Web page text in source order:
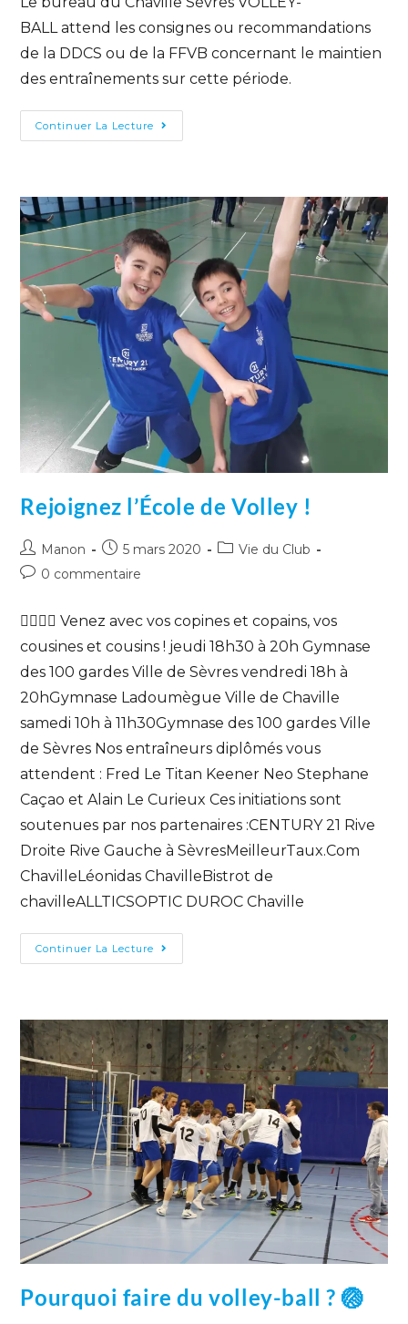
BALL attend les consignes ou recommandations
de la DDCS ou de la FFVB concernant le maintien
des entraînements sur cette période.
Continuer La Lecture
Rejoignez l’École de Volley !
Manon 5 mars 2020
Vie du Club
0 commentaire
🏃‍♂️🏃‍♀️ Venez avec vos copines et copains, vos
cousines et cousins ! jeudi 18h30 à 20h Gymnase
des 100 gardes Ville de Sèvres vendredi 18h à
20hGymnase Ladoumègue Ville de Chaville
samedi 10h à 11h30Gymnase des 100 gardes Ville
de Sèvres Nos entraîneurs diplômés vous
attendent : Fred Le Titan Keener Neo Stephane
Caçao et Alain Le Curieux Ces initiations sont
soutenues par nos partenaires :CENTURY 21 Rive
Droite Rive Gauche à SèvresMeilleurTaux.Com
ChavilleLéonidas ChavilleBistrot de
chavilleALLTICSOPTIC DUROC Chaville
Continuer La Lecture
Pourquoi faire du volley-ball ? 🏐